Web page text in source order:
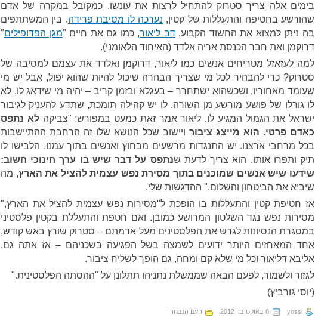
בימים אלה צריך סטרוק להתחיל לרצות את עונשו. כמקובל במקרה של אדם
שהורשע בחטיפה והתעללות של קטין, נערכה לו מסיבת פרידה. בין המשתתפים
בה ניתן למצוא את החשוד הקבוע,דב ליאור, כמו גם את חיים "מגן הפדופילים"
דרוקמן ואת חבר הכנסת אריה אלדד (האיחוד הלאומני).
למה לעזאזל מטריחים אנשים כמו ליאור, דרוקמן ואלדד את עצמם למסיבה של
סטרוק? כדי להבהיר לכל מי שצריך הבהרה שיכול להיות שהוא יפול, אבל יש מי
שעומד מאחוריו, ושכשהוא ישתחרר – בעגלא ובזמן קריב – יהיה מי שידאג לו. לא
לו גורלו של פושע מורשע מן השורה. לו יש קהילה תומכת, שתדע להעניק לגיבור
ישראל את הגמול המגיע לו. ליאור אמר זאת כמעט במפורש: "צביקהלא נתפס
כאדם פרטי. הוא מייצג ציבור ויישוב שכל הנושא שלו זה הרחבת ההתיישבות
בכל מרחבי ארצנו. יש התנגדות מרשעים מבחוץ ואנשים בתוך עמנו. הלבישו לו
תיק ותפרו אותו. הוא צריך לדעת שנתפס על דבר שיש בו ערך חינוכי חשוב:
שידעו שיש אנשים שמוכנים בתוך מסירת נפש עצמית להציל את הארץ, מה
שיביא את הביטחון והשלום." ההדגשות שלי.
אז חטיפת קטין והתעללות בו הופכת ל"מסירות נפש עצמית להציל את הארץ,"
מסירות נפש נגד השלטון המרושע כמובן. ואם חטפת והתעללת בקטין פלסטיני
במסגרת הנסיונות לגרש את הפלסטינים מעל אדמתם – סטרוק שורץ באש קודש,
אחד המאחזים היותר ידועים לשמצה בשל הפגיעה בשכניהם – אז אתה גם,
אליבא דליאור וכל מי שלא קם ומחה, גם הופך לשליח ציבור.
לגזור ולשמור, לפעם הבאה שממשלת נתניהו תתלונן על "ההסתה הפלסטינית."
(יוסי גורביץ)
yossi 8 באוקטובר 2012 העם הנבחר